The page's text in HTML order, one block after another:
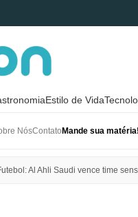
Estilo de Vida
NósContato Mande sua matéria!
Al Ahli Saudi vence time